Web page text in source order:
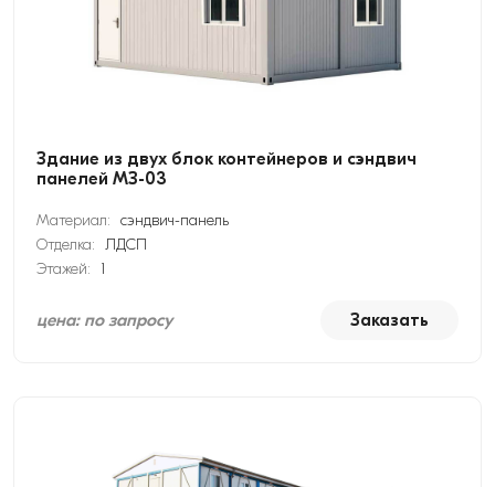
Здание из двух блок контейнеров и сэндвич
панелей МЗ-03
Материал: сэндвич-панель
Отделка: ЛДСП
Этажей:
1
цена: по запросу Заказать